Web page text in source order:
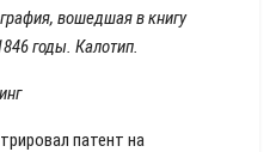
вошедшая в книгу
годы. Калотип.
патент на